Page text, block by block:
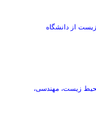
از دانشگاه
محیط زیست، مهندسی،